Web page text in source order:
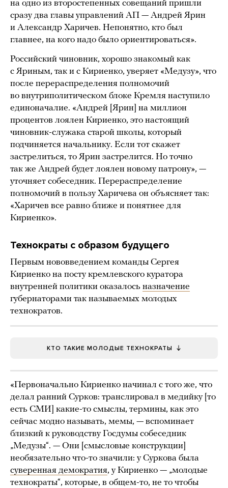
на одно из второстепенных совещаний пришли
сразу два главы управлений АП — Андрей Ярин
и Александр Харичев. Непонятно, кто был
главнее, на кого надо было ориентироваться».
Российский чиновник, хорошо знакомый как
с Яриным, так и с Кириенко, уверяет «Медузу», что
после перераспределения полномочий
во внутриполитическом блоке Кремля наступило
единоначалие. «Андрей [Ярин] на миллион
процентов лоялен Кириенко, это настоящий
чиновник-служака старой школы, который
подчиняется начальнику. Если тот скажет
застрелиться, то Ярин застрелится. Но точно
так же Андрей будет лоялен новому патрону», —
уточняет собеседник. Перераспределение
полномочий в пользу Харичева он объясняет так:
«Харичев все равно ближе и понятнее для
Кириенко».
Технократы с образом будущего
Первым нововведением команды Сергея
Кириенко на посту кремлевского куратора
внутренней политики оказалось назначение
губернаторами так называемых молодых
технократов.
КТО ТАКИЕ МОЛОДЫЕ ТЕХНОКРАТЫ
«Первоначально Кириенко начинал с того же, что
делал ранний Сурков: транслировал в медийку [то
есть СМИ] какие-то смыслы, термины, как это
сейчас модно называть, мемы, — вспоминает
близкий к руководству Госдумы собеседник
„Медузы“. — Они [смысловые конструкции]
необязательно что-то значили: у Суркова была
суверенная демократия, у Кириенко — „молодые
технократы“, которые, в общем-то, не то чтобы